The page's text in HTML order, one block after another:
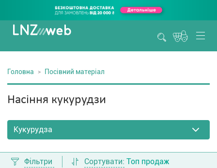
Головна Посівний матеріал
Насіння кукурудзи
Фільтри Сортувати: Топ продаж